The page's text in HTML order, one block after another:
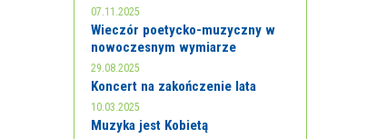
07.11.2025
Wieczór poetycko-muzyczny w
nowoczesnym wymiarze
29.08.2025
Koncert na zakończenie lata
10.03.2025
Muzyka jest Kobietą